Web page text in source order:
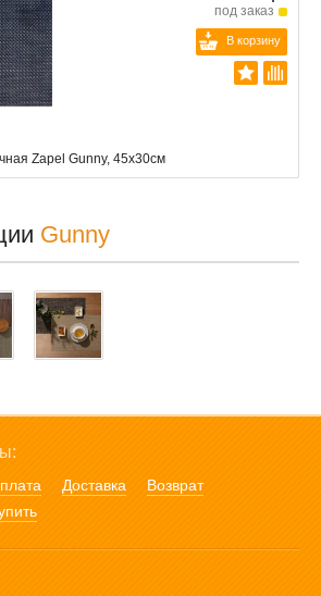
под заказ
В корзину
Zapel Gunny, 45х30см
Gunny
Доставка
Возврат